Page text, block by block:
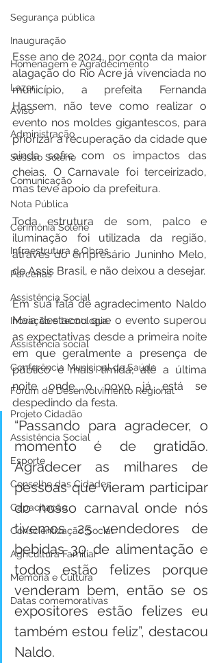
Segurança pública
Inauguração
Homenagem e Agradecimento
Lazer
Aviso
Administração
Sessão Solene
Comunicação
Nota Pública
Cerimônia Solene
Infraestrutura e Obras
Parcerias
Assistência Social
Inovação e tecnologia
Assistência social
Conferência Municipal de Saúde
Fórum de Desenvolvimento Regional
Projeto Cidadão
Assistência Social
Esporte
Conselho das Cidades
Capacitação
Conscientização Social
Agricultura Familiar
Memória e Cultura
Datas comemorativas
Esse ano de 2024, por conta da maior
alagação do Rio Acre já vivenciada no
município, a prefeita Fernanda
Hassem, não teve como realizar o
evento nos moldes gigantescos, para
priorizar a recuperação da cidade que
ainda sofre com os impactos das
cheias. O Carnavale foi terceirizado,
mas teve apoio da prefeitura.
Toda estrutura de som, palco e
iluminação foi utilizada da região,
através do empresário Juninho Melo,
de Assis Brasil, e não deixou a desejar.
Em sua fala de agradecimento Naldo
Maia destacou que o evento superou
as expectativas desde a primeira noite
em que geralmente a presença de
público é mais tímida, até a última
noite onde o povo já está se
despedindo da festa.
“Passando para agradecer, o
momento é de gratidão.
Agradecer as milhares de
pessoas que vieram participar
do nosso carnaval onde nós
tivemos 25 vendedores de
bebidas 30 de alimentação e
todos estão felizes porque
venderam bem, então se os
expositores estão felizes eu
também estou feliz”, destacou
Naldo.